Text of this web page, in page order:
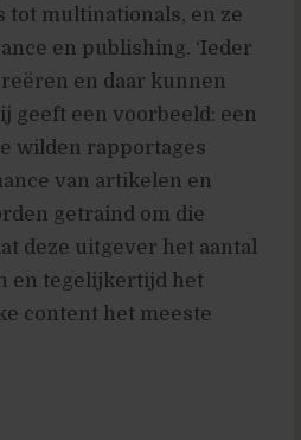
tot multinationals, en ze
en publishing. ‘Ieder
en daar kunnen
geeft een voorbeeld: een
wilden rapportages
van artikelen en
getraind om die
deze uitgever het aantal
en tegelijkertijd het
content het meeste